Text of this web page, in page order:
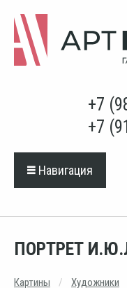
+7
+7
Навигация
ПОРТРЕТ
Картины Художники